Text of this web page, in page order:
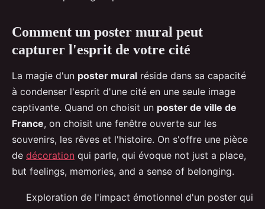
Comment un poster mural peut
capturer l'esprit de votre cité
La magie d'un poster mural réside dans sa capacité
à condenser l'esprit d'une cité en une seule image
captivante. Quand on choisit un poster de ville de
France, on choisit une fenêtre ouverte sur les
souvenirs, les rêves et l'histoire. On s'offre une pièce
de décoration qui parle, qui évoque not just a place,
but feelings, memories, and a sense of belonging.
Exploration de l'impact émotionnel d'un poster qui